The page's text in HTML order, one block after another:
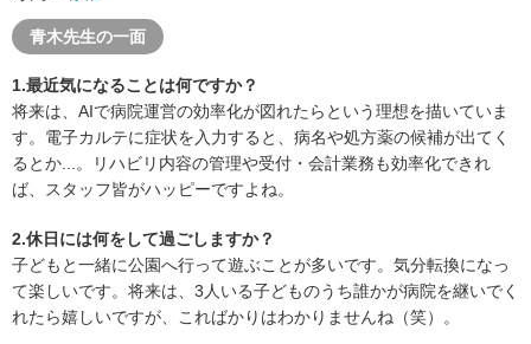
青木先生の一面
1.最近気になることは何ですか？
将来は、AIで病院運営の効率化が図れたらという理想を描いていま
す。電子カルテに症状を入力すると、病名や処方薬の候補が出てく
るとか...。リハビリ内容の管理や受付・会計業務も効率化できれ
ば、スタッフ皆がハッピーですよね。
2.休日には何をして過ごしますか？
子どもと一緒に公園へ行って遊ぶことが多いです。気分転換になっ
て楽しいです。将来は、3人いる子どものうち誰かが病院を継いでく
れたら嬉しいですが、こればかりはわかりませんね（笑）。